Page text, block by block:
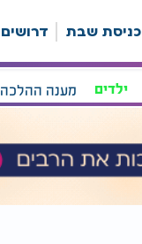
כניסת שבת דרושים
ילדים מענה ההלכה